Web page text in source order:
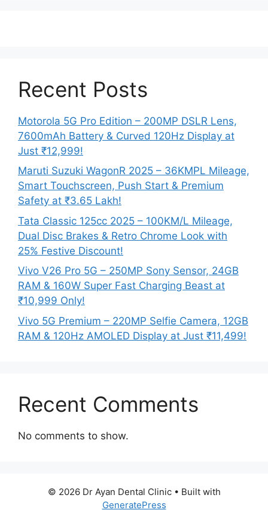
Recent Posts
Motorola 5G Pro Edition – 200MP DSLR Lens,
7600mAh Battery & Curved 120Hz Display at
Just ₹12,999!
Maruti Suzuki WagonR 2025 – 36KMPL Mileage,
Smart Touchscreen, Push Start & Premium
Safety at ₹3.65 Lakh!
Tata Classic 125cc 2025 – 100KM/L Mileage,
Dual Disc Brakes & Retro Chrome Look with
25% Festive Discount!
Vivo V26 Pro 5G – 250MP Sony Sensor, 24GB
RAM & 160W Super Fast Charging Beast at
₹10,999 Only!
Vivo 5G Premium – 220MP Selfie Camera, 12GB
RAM & 120Hz AMOLED Display at Just ₹11,499!
Recent Comments
No comments to show.
© 2026 Dr Ayan Dental Clinic• Built with
GeneratePress